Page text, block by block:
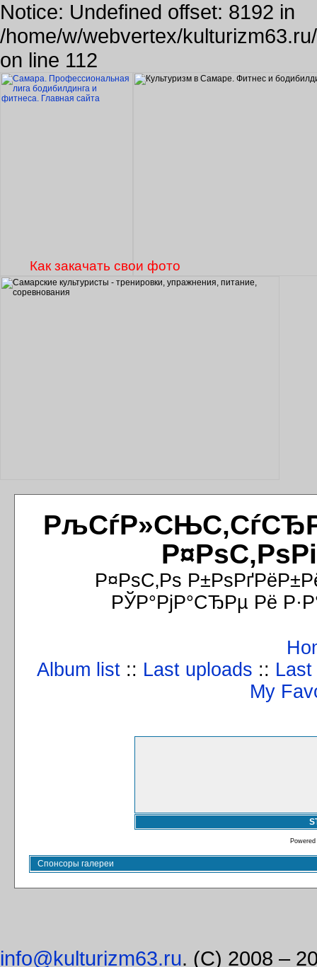
Notice: Undefined offset: 8192 in
/home/w/webvertex/
on line 112
Р¤РѕС‚Рѕ
РЎР°РјР°СЂРµ Рё
Album list :: Last uploads ::
My
Как закачать свои фото